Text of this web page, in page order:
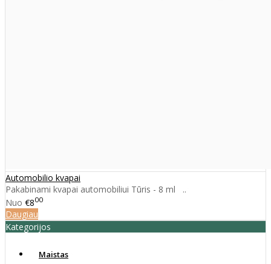
Automobilio kvapai
Pakabinami kvapai automobiliui Tūris - 8 ml ..
Nuo €800
Daugiau
Kategorijos
Maistas